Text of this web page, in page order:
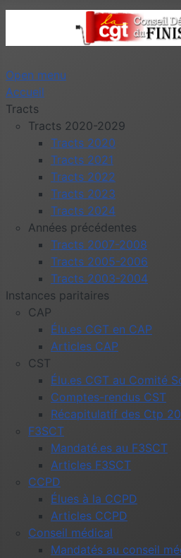
Open menu
Accueil
Tracts
Tracts 2020-2029
Tracts 2020
Tracts 2021
Tracts 2022
Tracts 2023
Tracts 2024
Années précédentes
Tracts 2007-2008
Tracts 2005-2006
Tracts 2003-2004
Instances paritaires
CAP
Élu.es CGT en CAP
Articles CAP
CST
Élu.es CGT au Comité
Comptes-rendus CST
Récapitulatif des Ctp
F3SCT
Mandaté.es au F3SCT
Articles F3SCT
CCPD
Élues à la CCPD
Articles CCPD
Conseil médical
Mandatés au conseil